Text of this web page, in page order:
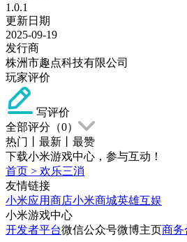
1.0.1
更新日期
2025-09-19
发行商
株洲市趣点科技有限公司
玩家评价
写评价
全部评分（0）
热门
最新
最赞
下载小米游戏中心，参与互动！
首页 > 欢乐三消
友情链接
小米应用商店小米商城英雄互娱
小米游戏中心
开发者平台微信公众号微博主页商务